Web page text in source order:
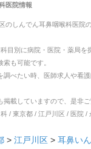
医院情報
のしんでん耳鼻咽喉科医院
目別に病院・医院・薬局を
も可能です。
調べたい時、医師求人や看
載していますので、是非ご
/ 東京都 / 江戸川区 / 医院 /
> 江戸川区 > 耳鼻い